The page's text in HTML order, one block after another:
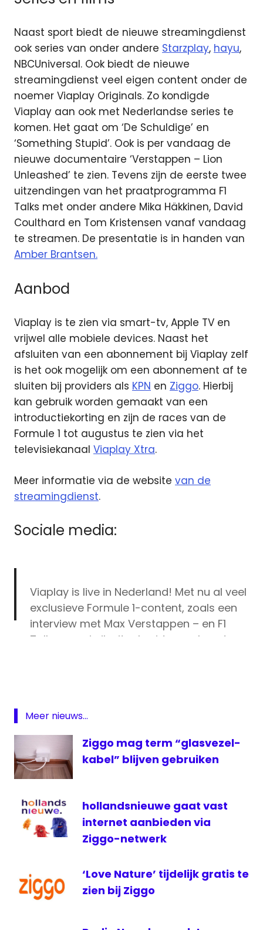
Naast sport biedt de nieuwe streamingdienst
ook series van onder andere Starzplay, hayu,
NBCUniversal. Ook biedt de nieuwe
streamingdienst veel eigen content onder de
noemer Viaplay Originals. Zo kondigde
Viaplay aan ook met Nederlandse series te
komen. Het gaat om ‘De Schuldige’ en
‘Something Stupid’. Ook is per vandaag de
nieuwe documentaire ‘Verstappen – Lion
Unleashed’ te zien. Tevens zijn de eerste twee
uitzendingen van het praatprogramma F1
Talks met onder andere Mika Häkkinen, David
Coulthard en Tom Kristensen vanaf vandaag
te streamen. De presentatie is in handen van
Amber Brantsen.
Aanbod
Viaplay is te zien via smart-tv, Apple TV en
vrijwel alle mobiele devices. Naast het
afsluiten van een abonnement bij Viaplay zelf
is het ook mogelijk om een abonnement af te
sluiten bij providers als KPN en Ziggo. Hierbij
kan gebruik worden gemaakt van een
introductiekorting en zijn de races van de
Formule 1 tot augustus te zien via het
televisiekanaal Viaplay Xtra.
Meer informatie via de website van de
streamingdienst.
Sociale media:
Viaplay is live in Nederland! Met nu al veel
exclusieve Formule 1-content, zoals een
interview met Max Verstappen – en F1
Talks, waarin ik uitgebreid spreek met
— Amber Brantsen (@amberbrantsen)
March 1, 2022
Meer nieuws...
Ziggo mag term “glasvezel-
kabel” blijven gebruiken
hollandsnieuwe gaat vast
internet aanbieden via
Ziggo-netwerk
‘Love Nature’ tijdelijk gratis te
zien bij Ziggo